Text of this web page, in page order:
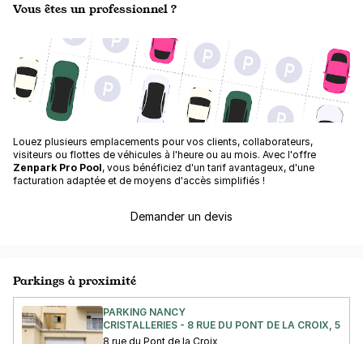
Vous êtes un professionnel ?
Louez plusieurs emplacements pour vos clients, collaborateurs,
visiteurs ou flottes de véhicules à l'heure ou au mois. Avec l'offre
Zenpark Pro Pool, vous bénéficiez d'un tarif avantageux, d'une
facturation adaptée et de moyens d'accès simplifiés !
Demander un devis
Parkings à proximité
PARKING NANCY
CRISTALLERIES - 8 RUE DU PONT DE LA CROIX,
8 rue du Pont de la Croix